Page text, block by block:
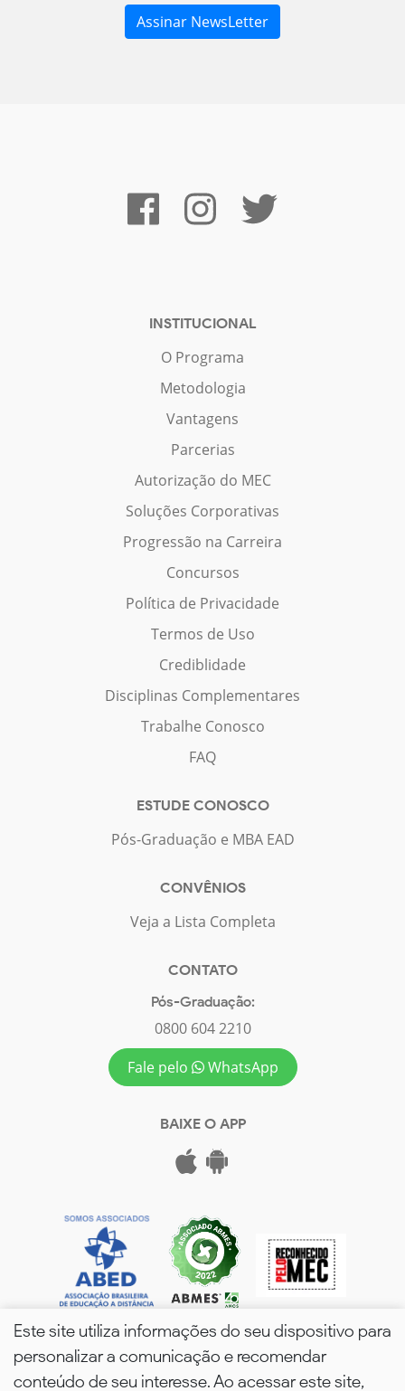
INSTITUCIONAL
O Programa
Metodologia
Vantagens
Parcerias
Autorização do MEC
Soluções Corporativas
Progressão na Carreira
Concursos
Política de Privacidade
Termos de Uso
Crediblidade
Disciplinas Complementares
Trabalhe Conosco
FAQ
ESTUDE CONOSCO
Pós-Graduação e MBA EAD
CONVÊNIOS
Veja a Lista Completa
CONTATO
Pós-Graduação:
0800 604 2210
Fale pelo
WhatsApp
BAIXE O APP
Este site utiliza informações do seu dispositivo para
personalizar a comunicação e recomendar
conteúdo de seu interesse. Ao acessar este site,